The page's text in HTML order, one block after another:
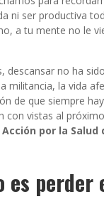
ni ser productiva
a tu mente no le
descansar no ha
militancia, la vida
de que siempre
con vistas al
por la Salud
perder